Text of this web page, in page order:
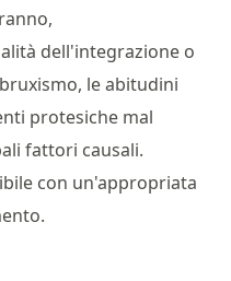
dell'integrazione o
le abitudini
protesiche mal
fattori causali.
con un'appropriata